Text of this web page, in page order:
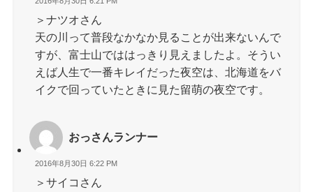
＞ナツオさん
天の川って普段なかなか見ることが出来ないんで
すが、富士山でははっきり見えましたよ。そうい
えば人生で一番キレイだった夜空は、北海道をバ
イクで回っていたときに見た留萌の夜空です。
おっさんランナー
2016年8月30日 6:22 PM
＞サイコさん